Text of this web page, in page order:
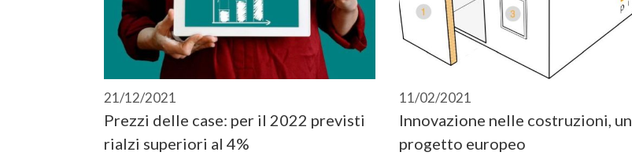
21/12/2021
Prezzi delle case: per il 2022 previsti
rialzi superiori al 4%
11/02/2021
Innovazione nelle costruzioni, un
progetto europeo